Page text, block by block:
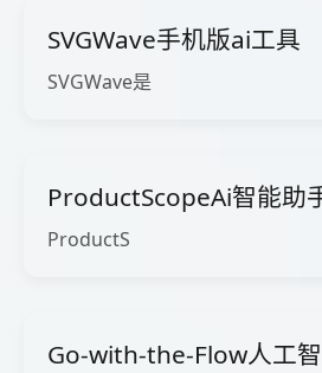
SVGWave手机版ai工具
SVGWave是
ProductScopeAi智能助
ProductS
Go-with-the-Flow人工